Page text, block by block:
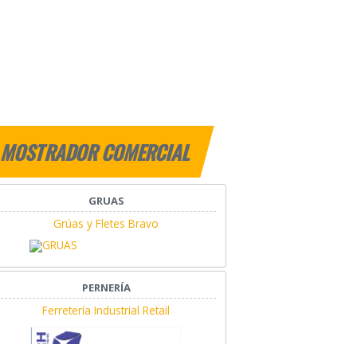
MOSTRADOR COMERCIAL
GRUAS
Grúas y Fletes Bravo
PERNERÍA
Ferretería Industrial Retail